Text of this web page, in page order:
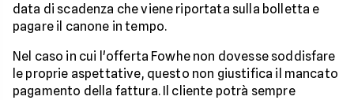
data di scadenza che viene riportata sulla bolletta e
pagare il canone in tempo.
Nel caso in cui l'offerta Fowhe non dovesse soddisfare
le proprie aspettative, questo non giustifica il mancato
pagamento della fattura. Il cliente potrà sempre